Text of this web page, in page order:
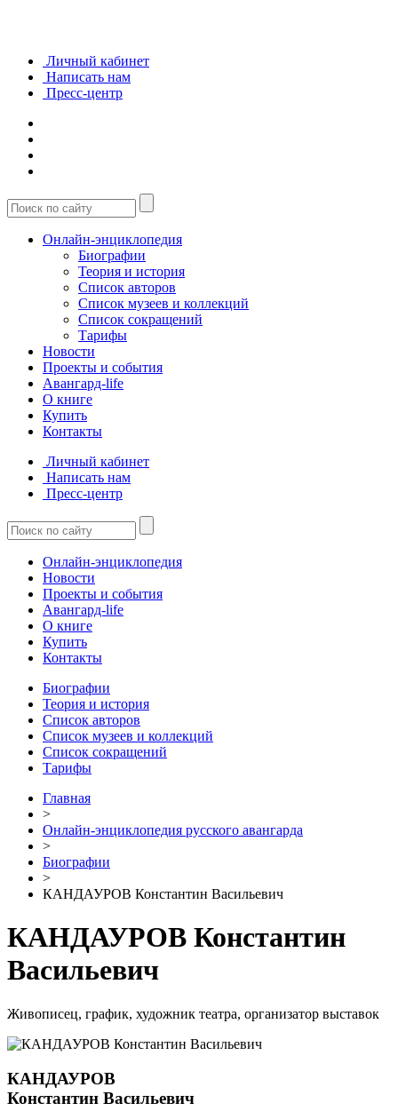
Личный кабинет
Написать нам
Пресс-центр
Онлайн-энциклопедия
Биографии
Теория и история
Список авторов
Список музеев и коллекций
Список сокращений
Тарифы
Новости
Проекты и события
Авангард-life
О книге
Купить
Контакты
Личный кабинет
Написать нам
Пресс-центр
Онлайн-энциклопедия
Новости
Проекты и события
Авангард-life
О книге
Купить
Контакты
Биографии
Теория и история
Список авторов
Список музеев и коллекций
Список сокращений
Тарифы
Главная
>
Онлайн-энциклопедия русского авангарда
>
Биографии
>
КАНДАУРОВ Константин Васильевич
КАНДАУРОВ Константин
Васильевич
Живописец, график, художник театра, организатор выставок
КАНДАУРОВ
Константин Васильевич